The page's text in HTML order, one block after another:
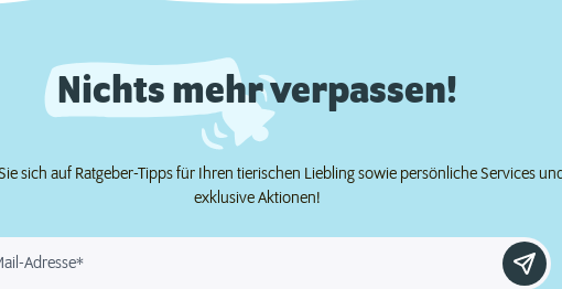
Nichts mehr verpassen!
sich auf Ratgeber-Tipps für Ihren tierischen Liebling sowie persönliche Services
exklusive Aktionen!
Adresse*